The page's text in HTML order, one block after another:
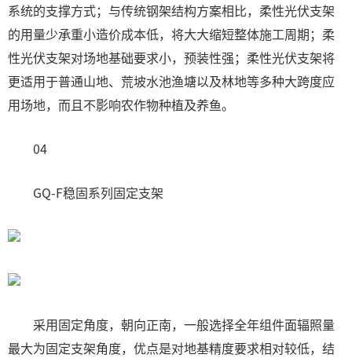
系统的支撑方式；与传统钢架结构方案相比，柔性光伏支架
的用量少承重小造价成本低，将大大缩短整体施工周期；柔
性光伏支架对场地基础要求小，预装性强；柔性光伏支架将
更适用于普通山地、荒坡水池渔塘以及林地等多种大跨度应
用场地，而且不影响农作物种植及养鱼。
04
GQ-F稳固系列固定支架
采用固定角度，朝向正南，一般选择全年组件面辐照量
最大为固定支架角度，优点是对地基精度要求相对较低，结